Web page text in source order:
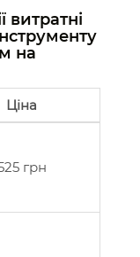
витратні
на
Ціна
грн